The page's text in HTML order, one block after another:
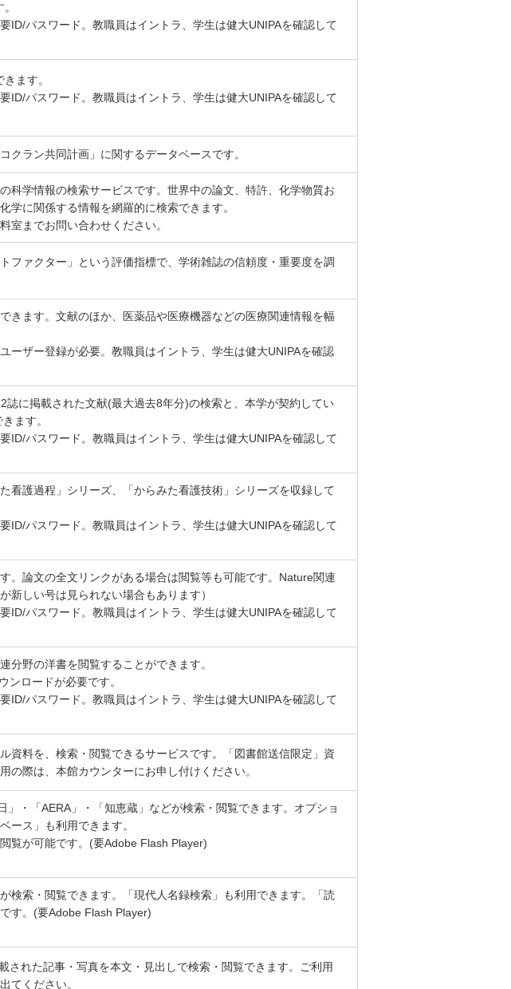
ID/パスワード。教職員はイントラ、学生は健大UNIPAを確認して
ます。
ID/パスワード。教職員はイントラ、学生は健大UNIPAを確認して
クラン共同計画」に関するデータベースです。
科学情報の検索サービスです。世界中の論文、特許、化学物質お
学に関係する情報を網羅的に検索できます。
室までお問い合わせください。
ファクター」という評価指標で、学術雑誌の信頼度・重要度を調
きます。文献のほか、医薬品や医療機器などの医療関連情報を幅
ーザー登録が必要。教職員はイントラ、学生は健大UNIPAを確認
誌に掲載された文献(最大過去8年分)の検索と、本学が契約してい
ます。
ID/パスワード。教職員はイントラ、学生は健大UNIPAを確認して
看護過程」シリーズ、「からみた看護技術」シリーズを収録して
ID/パスワード。教職員はイントラ、学生は健大UNIPAを確認して
。論文の全文リンクがある場合は閲覧等も可能です。Nature関連
新しい号は見られない場合もあります）
ID/パスワード。教職員はイントラ、学生は健大UNIPAを確認して
分野の洋書を閲覧することができます。
ンロードが必要です。
ID/パスワード。教職員はイントラ、学生は健大UNIPAを確認して
資料を、検索・閲覧できるサービスです。「図書館送信限定」資
の際は、本館カウンターにお申し付けください。
」・「AERA」・「知恵蔵」などが検索・閲覧できます。オプショ
ース」も利用できます。
覧が可能です。(要Adobe Flash Player)
検索・閲覧できます。「現代人名録検索」も利用できます。「読
す。(要Adobe Flash Player)
された記事・写真を本文・見出しで検索・閲覧できます。ご利用
てください。